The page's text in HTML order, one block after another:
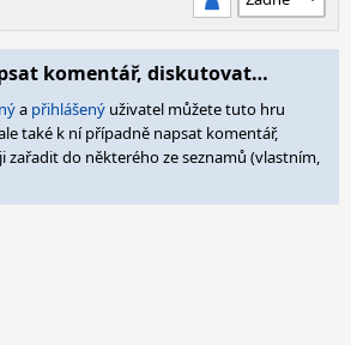
komentář, diskutovat…
a přihlášený uživatel můžete tuto hru
také k ní případně napsat komentář,
zařadit do některého ze seznamů (vlastním,